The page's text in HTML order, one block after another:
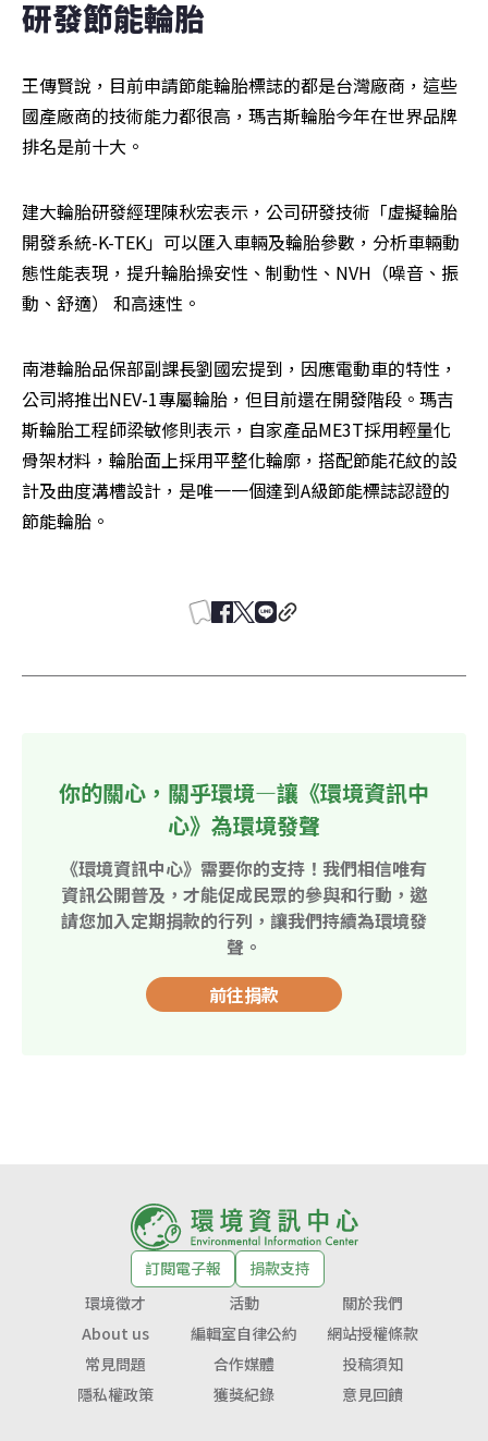
研發節能輪胎
王傳賢說，目前申請節能輪胎標誌的都是台灣廠商，這些
國產廠商的技術能力都很高，瑪吉斯輪胎今年在世界品牌
排名是前十大。
建大輪胎研發經理陳秋宏表示，公司研發技術「虛擬輪胎
開發系統-K-TEK」可以匯入車輛及輪胎參數，分析車輛動
態性能表現，提升輪胎操安性、制動性、NVH（噪音、振
動、舒適） 和高速性。
南港輪胎品保部副課長劉國宏提到，因應電動車的特性，
公司將推出NEV-1專屬輪胎，但目前還在開發階段。瑪吉
斯輪胎工程師梁敏修則表示，自家產品ME3T採用輕量化
骨架材料，輪胎面上採用平整化輪廓，搭配節能花紋的設
計及曲度溝槽設計，是唯一一個達到A級節能標誌認證的
節能輪胎。
你的關心，關乎環境—讓《環境資訊中
心》為環境發聲
《環境資訊中心》需要你的支持！我們相信唯有
資訊公開普及，才能促成民眾的參與和行動，邀
請您加入定期捐款的行列，讓我們持續為環境發
聲。
前往捐款
訂閱電子報
捐款支持
環境徵才
活動
關於我們
About us
編輯室自律公約
網站授權條款
常見問題
合作媒體
投稿須知
隱私權政策
獲獎紀錄 意見回饋